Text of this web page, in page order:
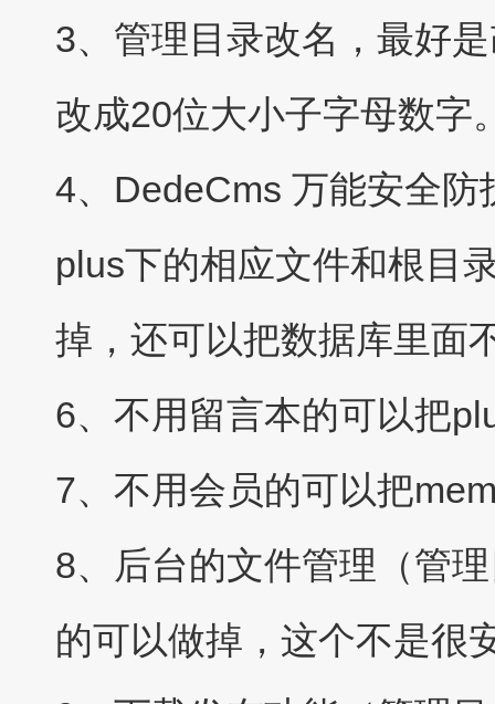
3、管理目录改名，最好
改成20位大小子字母数字
4、DedeCms 万能安全
plus下的相应文件和根目
掉，还可以把数据库里面
6、不用留言本的可以把
7、不用会员的可以把
8、后台的文件管理（管
的可以做掉，这个不是很